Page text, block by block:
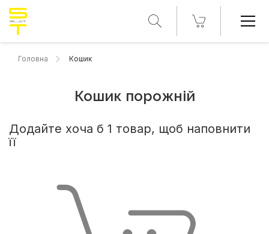
Головна Кошик
Кошик порожній
Додайте хоча б 1 товар, щоб наповнити
її